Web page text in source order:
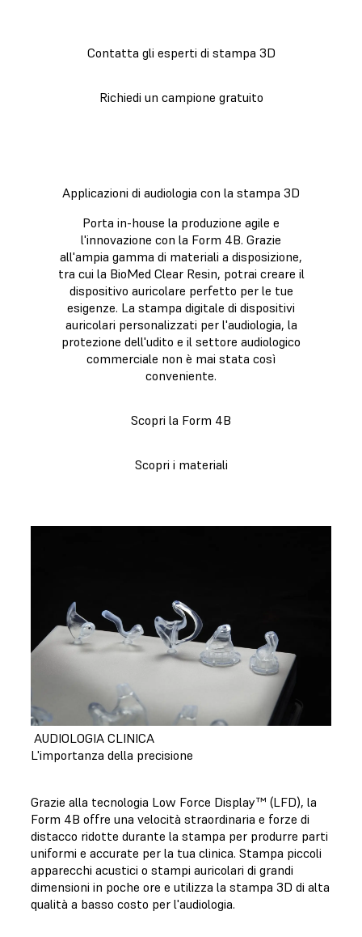
Contatta gli esperti di stampa 3D
Richiedi un campione gratuito
Applicazioni di audiologia con la stampa 3D
Porta in-house la produzione agile e
l'innovazione con la Form 4B. Grazie
all'ampia gamma di materiali a disposizione,
tra cui la BioMed Clear Resin, potrai creare il
dispositivo auricolare perfetto per le tue
esigenze. La stampa digitale di dispositivi
auricolari personalizzati per l'audiologia, la
protezione dell'udito e il settore audiologico
commerciale non è mai stata così
conveniente.
Scopri la Form 4B
Scopri i materiali
AUDIOLOGIA CLINICA
L'importanza della precisione
Grazie alla tecnologia Low Force Display™ (LFD), la
Form 4B offre una velocità straordinaria e forze di
distacco ridotte durante la stampa per produrre parti
uniformi e accurate per la tua clinica. Stampa piccoli
apparecchi acustici o stampi auricolari di grandi
dimensioni in poche ore e utilizza la stampa 3D di alta
qualità a basso costo per l'audiologia.